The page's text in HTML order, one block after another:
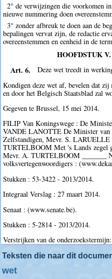
2° de verwijzingen die voorkomen
nieuwe nummering doen
3° zonder afbreuk te doen aan de
bepalingen vervat zijn, de redactie
overeenstemmen en eenheid in de
HOOFDSTUK
Art. 6.
Deze wet treedt in
Kondigen deze wet af, bevelen dat
en door het Belgisch Staatsblad zal
Gegeven te Brussel, 15 mei 2014.
FILIP Van Koningswege : De
VANDE LANOTTE De Minister
Zelfstandigen, Mevr. S.
TURTELBOOM Met 's Lands zegel
Mevr. A. TURTELBOOM _______
volksvertegenwoordigers :
Stukken : 53-3422 - 2013/2014.
Integraal Verslag : 27 maart 2014.
Senaat : (www.senate.be).
Stukken : 5-2814 - 2013/2014.
Verstrijken van de
Teksten die naar dit
wet